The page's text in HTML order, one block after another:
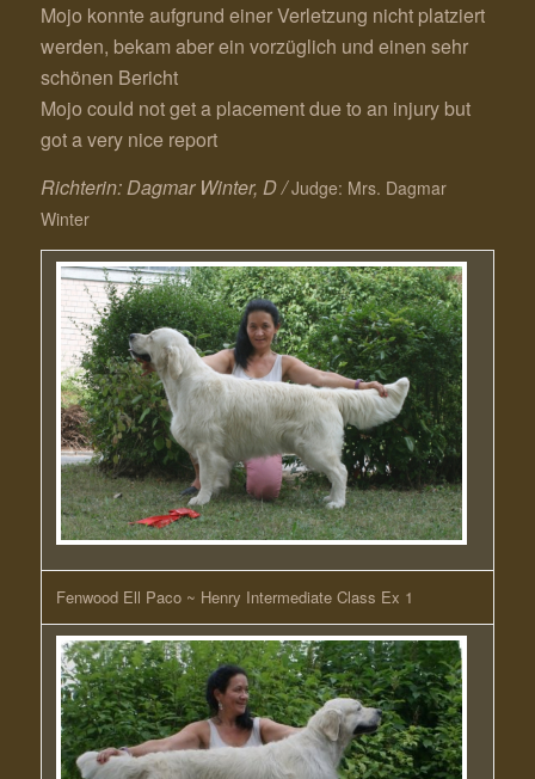
Mojo konnte aufgrund einer Verletzung nicht platziert
werden, bekam aber ein vorzüglich und einen sehr
schönen Bericht
Mojo could not get a placement due to an injury but
got a very nice report
Richterin: Dagmar Winter, D /Judge: Mrs. Dagmar
Winter
Fenwood Ell Paco ~ Henry Intermediate Class Ex 1